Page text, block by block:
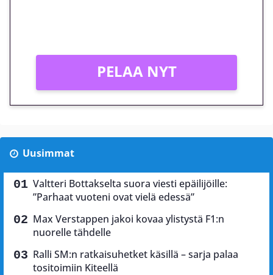
PELAA NYT
Uusimmat
Valtteri Bottakselta suora viesti epäilijöille:
”Parhaat vuoteni ovat vielä edessä”
Max Verstappen jakoi kovaa ylistystä F1:n
nuorelle tähdelle
Ralli SM:n ratkaisuhetket käsillä – sarja palaa
tositoimiin Kiteellä